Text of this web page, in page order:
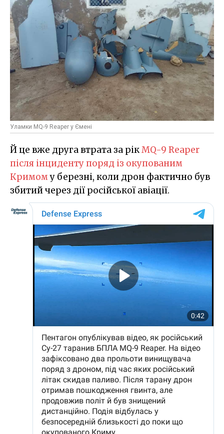
Уламки MQ-9 Reaper у Ємені
Й це вже друга втрата за рікMQ-9 Reaper
після інциденту поряд із окупованим
Кримому березні, коли дрон фактично був
збитий через дії російської авіації.